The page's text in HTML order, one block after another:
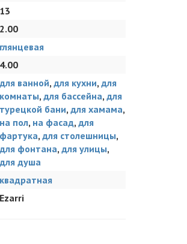
13
2.00
глянцевая
4.00
для ванной, для кухни, для
комнаты, для бассейна, для
турецкой бани, для хамама,
на пол, на фасад, для
фартука, для столешницы,
для фонтана, для улицы,
для душа
квадратная
Ezarri